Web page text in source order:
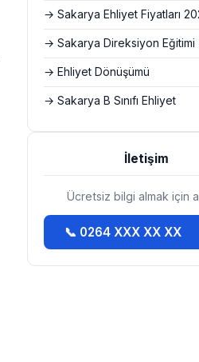
→ Sakarya Ehliyet Fiyatları
→ Sakarya Direksiyon Eğitimi
→ Ehliyet Dönüşümü
→ Sakarya B Sınıfı Ehliyet
İletişim
Ücretsiz bilgi almak için
📞 0264 XXX XX XX